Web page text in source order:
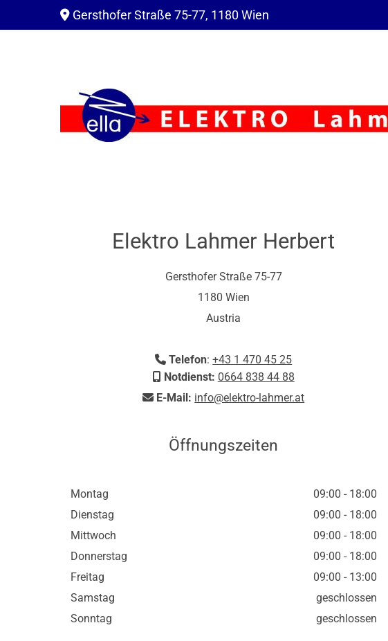
 Gersthofer Straße 75-77, 1180 Wien
Elektro Lahmer Herbert
Gersthofer Straße 75-77
1180 Wien
Austria
 Telefon:+43 1 470 45 25
Notdienst: 0664 838 44 88
 E-Mail: info@elektro-lahmer.at
Öffnungszeiten
Montag
09:00 - 18:00
Dienstag
09:00 - 18:00
Mittwoch
09:00 - 18:00
Donnerstag
09:00 - 18:00
Freitag
09:00 - 13:00
Samstag
geschlossen
Sonntag
geschlossen